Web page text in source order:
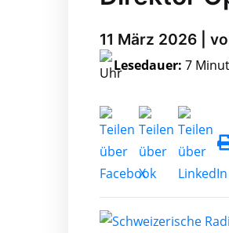
11 März 2026 |
Lesedauer: 7